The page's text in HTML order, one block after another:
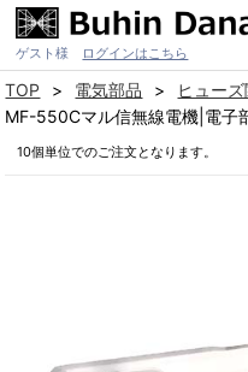
ゲスト様 ログインはこちら
TOP 電気部品
ヒュー
MF-550Cマル信無線電機|電子
10個単位でのご注文となります。